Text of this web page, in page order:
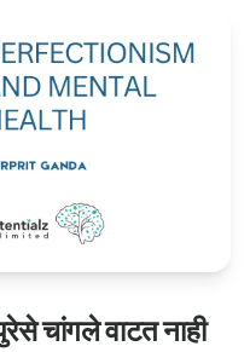
Blog
चांगले वाटत नाही